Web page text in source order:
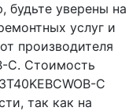
будьте уверены на
услуг и
производителя
C. Стоимость
C
так как на